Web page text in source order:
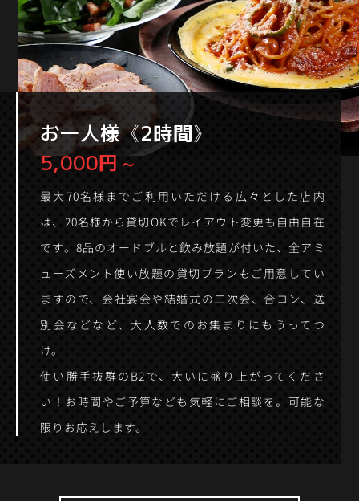
お一人様《2時間》
5,000円～
最大70名様までご利用いただける広々とした店内
は、20名様から貸切OKでレイアウト変更も自由自在
です。8品のオードブルと飲み放題が付いた、全アミ
ューズメント使い放題の貸切プランもご用意してい
ますので、会社宴会や結婚式の二次会、合コン、送
別会などなど、大人数でのお集まりにもうってつ
け。
使い勝手抜群のB2で、大いに盛り上がってくださ
い！お時間やご予算なども気軽にご相談を。可能な
限りお応えします。